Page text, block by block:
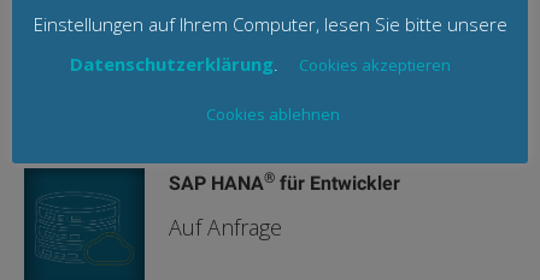
Ähnliche Produkte
SAP HANA® für Entwickler
Auf Anfrage
Einstellungen auf Ihrem Computer, lesen Sie bitte unsere
Datenschutzerklärung
Cookies akzeptieren
Cookies ablehnen